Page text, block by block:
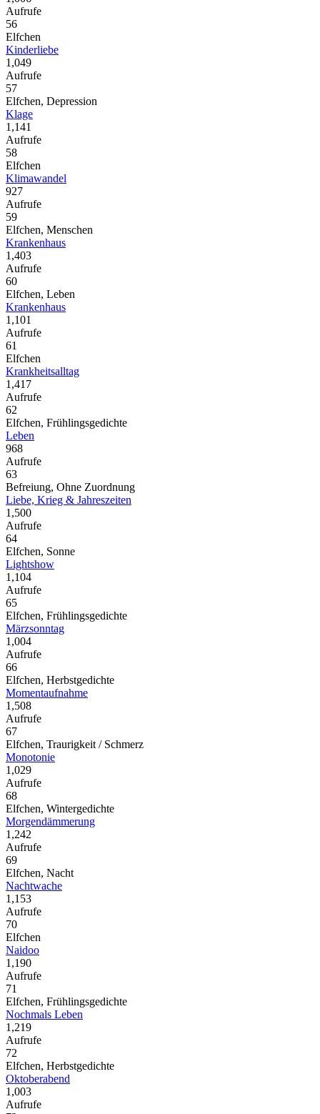
Aufrufe
56
Elfchen
Kinderliebe
1,049
Aufrufe
57
Elfchen, Depression
Klage
1,141
Aufrufe
58
Elfchen
Klimawandel
927
Aufrufe
59
Elfchen, Menschen
Krankenhaus
1,403
Aufrufe
60
Elfchen, Leben
Krankenhaus
1,101
Aufrufe
61
Elfchen
Krankheitsalltag
1,417
Aufrufe
62
Elfchen, Frühlingsgedichte
Leben
968
Aufrufe
63
Befreiung, Ohne Zuordnung
Liebe, Krieg & Jahreszeiten
1,500
Aufrufe
64
Elfchen, Sonne
Lightshow
1,104
Aufrufe
65
Elfchen, Frühlingsgedichte
Märzsonntag
1,004
Aufrufe
66
Elfchen, Herbstgedichte
Momentaufnahme
1,508
Aufrufe
67
Elfchen, Traurigkeit / Schmerz
Monotonie
1,029
Aufrufe
68
Elfchen, Wintergedichte
Morgendämmerung
1,242
Aufrufe
69
Elfchen, Nacht
Nachtwache
1,153
Aufrufe
70
Elfchen
Naidoo
1,190
Aufrufe
71
Elfchen, Frühlingsgedichte
Nochmals Leben
1,219
Aufrufe
72
Elfchen, Herbstgedichte
Oktoberabend
1,003
Aufrufe